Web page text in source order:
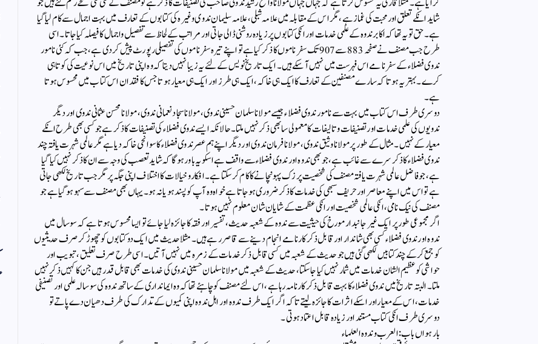
شاید انکے تعلق اور محبت کی غماز ہے، مگراس کے مقابلہ میں علامہ شبلی، علامہ سلیمان ندو ی وغیرہ کی کتابوں کے تعارف میں بہت اجمال سے کام لیا گیا
ہے۔ حق تو یہ تھا کہ اکابر ندوہ کے علمی خدمات اور انکی کتابوں پر زیادہ روشنی ڈالی جاتی اور مراتب کے لحاظ سے تفصیل واجمال کا فیصلہ کیا جاتا۔ اسی
طرح جب مصنف نے صفحہ 883 سے 907 تک سفرناموں کا ذکر کیا ہے تو اپنے تیرہ سفرناموں کی تفصیلی رپورٹ پیش کردی ہے، جب کہ کئی نامور
ندوی فضلاء کے سفرنامے اس فہرست میں نہیں آسکے ہیں۔ ایک تاریخ نویس کے لئے یہ زیبا نہیں دیتا کہ وہ اپنی تاریخ میں اس نوعیت کی کوتاہی
کرے۔ بہتر یہ ہوتا کہ سارے مصنفین کے تعارف کا ایک ہی خاکہ،ایک ہی طرز اور ایک ہی معیار ہوتا جس کا فقدان اس کتاب میں محسوس ہوتا
ہے۔
دوسری طرف اس کتاب میں بہت سے نامور ندوی فضلاء جیسے مولانا سلمان حسینی ندوی، مولانا سجاد نعمانی ندوی، مولانا محسن عثمانی ندوی اور دیگر
ندویوں کی علمی خدمات اور تصنیفات وتالیفات کا معمولی سا بھی ذکر نہیں ملتا۔ حالانکہ ایسے ندوی فضلاء کی تصنیفات کا ذکر ہے جو کسی بھی طرح انکے
معیار کے نہیں۔مثال کے طور پر مولانا وثیق ندوی، مولانا فرمان ندوی اور دیگر اپنے ہم عصر ندوی فضلاء کاسوانحی خاکہ دیا ہے مگرعالمی شہرت یافتہ چند
ندوی فضلاء کا ذکر سرے سے غائب ہے، جو بھی ندوہ اور ندوی فضلاء سے واقف ہے اسکو یہ باور ہوگا کہ شاید تعصب کی وجہ سے ان کا ذکر نہیں کیا گیا
ہے، جو فاضل عالمی شہرت یافتہ مصنف کی شخصیت پرزک پہونچانے کا کام کرسکتا ہے۔ افکار وخیالا ت کا اختلاف اپنی جگہ پر مگر جب تاریخ لکھی جاتی
ہے تو اس میں اپنے معاصر اور حریف سبھی کی خدمات کا ذکر ضروری ہوجاتا ہے خواہ وہ آپ کو پسند ہو یا نہ ہو۔یہاں بھی مصنف سے سہو ہوگیا ہے جو
مصنف کی نیک نامی، انکی عالمی شخصیت اور انکی عظمت کے شایان شان معلوم نہیں ہوتا۔
اگر مجموعی طور پر ایک غیرجانبدار مورخ کی حیثیت سے ندوہ کے شعبہ حدیث، تفسیراور فقہ کا جائزہ لیا جائے تو ایسا محسوس ہوتا ہے کہ سو سال میں
ندوہ اور ندوی فضلاء کسی بھی شاندار اور قابل ذکر کارنامے انجام دینے سے قاصر رہے ہیں۔ مثلا حدیث میں ایک دو کتابوں کو چھوڑ کر صرف حدیثیوں
کو جمع کرکے چند کتابیں لکھی گئی ہیں جو حدیث کے شعبہ میں کسی قابل ذکر خدمات کے زمرہ میں نہیں آتیں۔ اسی طرح صرف تعلیق، تبویب اور
حواشی کو عظیم الشان خدمات میں شمار نہیں کیا جاسکتا، حدیث کے شعبہ میں مولانا سلمان حسینی ندوی کی خدمات بھی قابل قدر ہیں جن کا کہیں ذکر نہیں
ملتا۔ البتہ تاریخ میں ندوی فضلاء کا بہت قابل ذکر کارنامہ رہا ہے، اس لئے مصنف کو چاہئے تھا کہ وہ ایمانداری کے ساتھ ندوہ کی سو سالہ علمی اور تصنیفی
خدمات، اس کے معیاراور اسکے اثرات کا جائزہ لیتے تاکہ اگر ایک طرف ندوہ اور اہل ندوہ اپنی کمیوں کے تدارک کی طرف دھیان دے پاتے تو
دوسری طرف انکی کتاب مستند اور زیادہ قابل اعتماد ہوتی۔
بارہواں باب: العرب وندوہ العلماء